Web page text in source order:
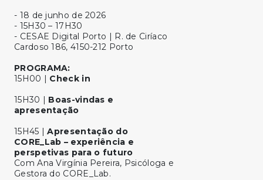
- 18 de junho de 2026
- 15H30 – 17H30
- CESAE Digital Porto | R. de Ciríaco
Cardoso 186, 4150-212 Porto
PROGRAMA:
15H00 | Check in
15H30 | Boas-vindas e
apresentação
15H45 |Apresentação do
CORE_Lab – experiência e
perspetivas para o futuro
Com Ana Virgínia Pereira, Psicóloga e
Gestora do CORE_Lab.